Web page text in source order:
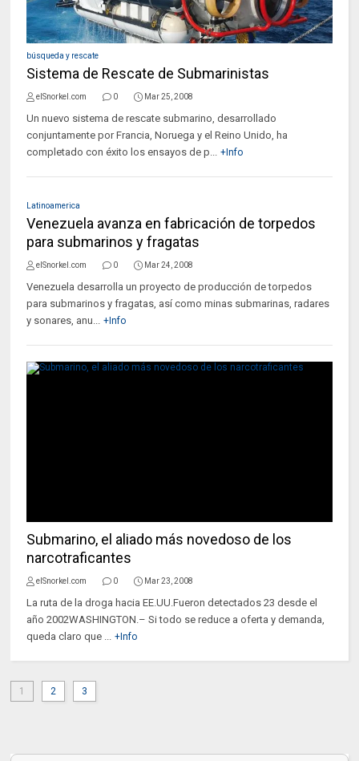
búsqueda y rescate
Sistema de Rescate de Submarinistas
elSnorkel.com 0 Mar 25, 2008
Un nuevo sistema de rescate submarino, desarrollado
conjuntamente por Francia, Noruega y el Reino Unido, ha
completado con éxito los ensayos de p... +Info
Latinoamerica
Venezuela avanza en fabricación de torpedos
para submarinos y fragatas
elSnorkel.com 0 Mar 24, 2008
Venezuela desarrolla un proyecto de producción de torpedos
para submarinos y fragatas, así como minas submarinas, radares
y sonares, anu... +Info
Submarino, el aliado más novedoso de los
narcotraficantes
elSnorkel.com 0 Mar 23, 2008
La ruta de la droga hacia EE.UU.Fueron detectados 23 desde el
año 2002WASHINGTON.– Si todo se reduce a oferta y demanda,
queda claro que ... +Info
1 2 3